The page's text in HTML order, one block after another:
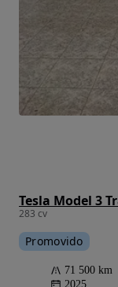
Tesla Model 3
283 cv
Promovido
71 500 km
2025